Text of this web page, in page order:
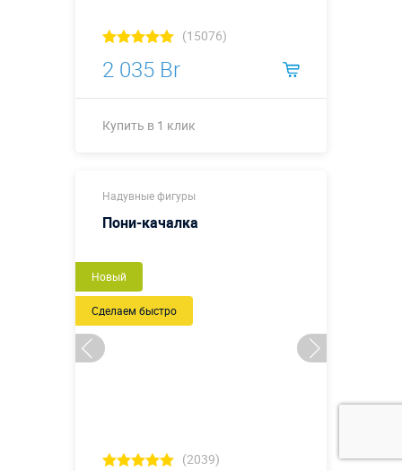
(15076)
2 035 Br
Купить в 1 клик
Надувные фигуры
Пони-качалка
Новый
Сделаем быстро
(2039)